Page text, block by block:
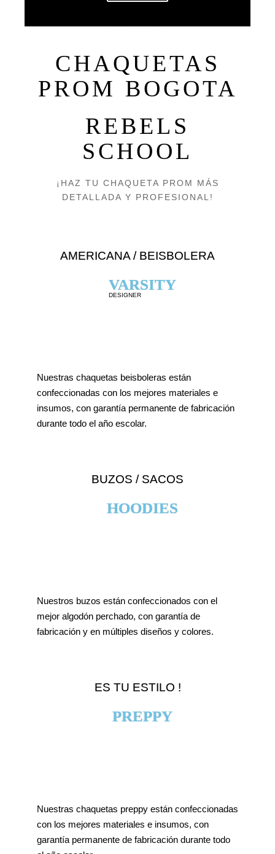
CHAQUETAS
PROM BOGOTA
REBELS
SCHOOL
¡HAZ TU CHAQUETA PROM MÁS
DETALLADA Y PROFESIONAL!
AMERICANA / BEISBOLERA
VARSITY
DESIGNER
Nuestras chaquetas beisboleras están
confeccionadas con los mejores materiales e
insumos, con garantía permanente de fabricación
durante todo el año escolar.
BUZOS / SACOS
HOODIES
Nuestros buzos están confeccionados con el
mejor algodón perchado, con garantía de
fabricación y en múltiples diseños y colores.
ES TU ESTILO !
PREPPY
Nuestras chaquetas preppy están confeccionadas
con los mejores materiales e insumos, con
garantía permanente de fabricación durante todo